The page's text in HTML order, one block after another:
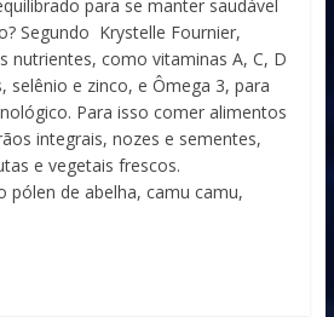
para se manter saudável
Segundo Krystelle Fournier,
nutrientes, como vitaminas A, C, D
selênio e zinco, e Ômega 3, para
Para isso comer alimentos
integrais, nozes e sementes,
e vegetais frescos.
pólen de abelha, camu camu,